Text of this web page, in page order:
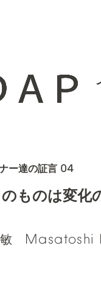
ー達の証言 04
ものは変化
Masatoshi